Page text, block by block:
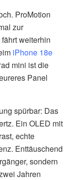
ProMotion
zur
weiterhin
iPhone 18e
mini ist die
Panel
spürbar: Das
Ein OLED mit
echte
Enttäuschend
sondern
Jahren